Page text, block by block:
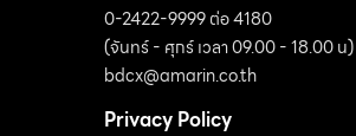
0-2422-9999 ต่อ 4180
(จันทร์ - ศุกร์ เวลา 09.00 - 18.00 น)
bdcx@amarin.co.th
Privacy Policy